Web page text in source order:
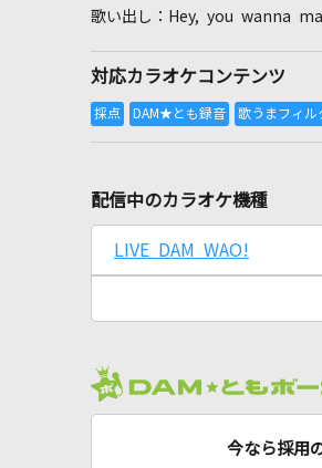
Hey, you wanna
対応カラオケコンテンツ
配信中のカラオケ機種
LIVE DAM WAO!
今なら採用